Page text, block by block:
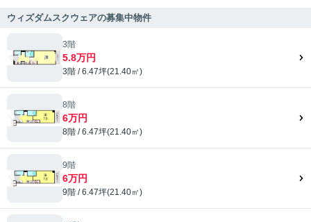
ウィズダムスクウェアの募集中物件
3階
5.8万円
3階 / 6.47坪(21.40㎡)
8階
6万円
8階 / 6.47坪(21.40㎡)
9階
6万円
9階 / 6.47坪(21.40㎡)